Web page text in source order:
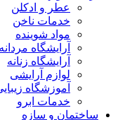
عطر و ادکلن
خدمات ناخن
مواد شوینده
آرایشگاه مردانه
آرایشگاه زنانه
لوازم آرایشی
آموزشگاه زیبایی
خدمات ابرو
ساختمان و سازه